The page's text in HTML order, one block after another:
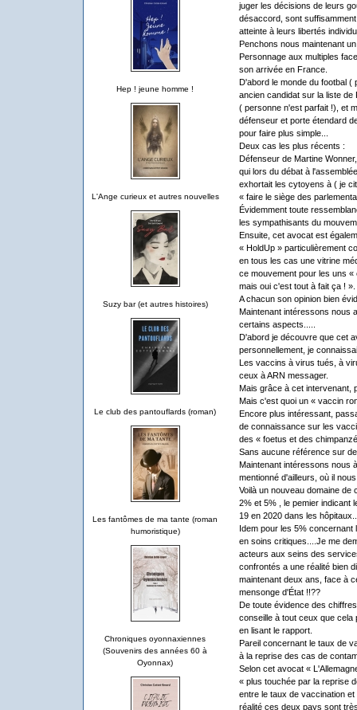
Hep ! jeune homme !
L'Ange curieux et autres nouvelles
Suzy bar (et autres histoires)
Le club des pantouflards (roman)
Les fantômes de ma tante (roman
humoristique)
Chroniques oyonnaxiennes
(Souvenirs des années 60 à
Oyonnax)
juger les décisions de leurs
désaccord, sont
atteinte à leurs libertés
Penchons nous maintenant
Personnage aux multiples
son arrivée en France.
D'abord le monde du footbal (
ancien candidat sur la liste de
( personne n'est parfait !), et
défenseur et porte étendard
pour faire plus simple...
Deux cas les plus récents :
Défenseur de Martine
qui lors du débat à
exhortait les cytoyens à ( je
« faire le siège des
Évidemment toute
les sympathisants du
Ensuite, cet avocat est
« HoldUp » particulièrement
en tous les cas une vitrine
ce mouvement pour les uns
mais oui c'est tout à fait ça ! ».
A chacun son opinion bien
Maintenant intéressons nous
certains aspects.....
D'abord je découvre que cet
personnellement, je
Les vaccins à virus tués, à
ceux à ARN messager.
Mais grâce à cet intervenant,
Mais c'est quoi un « vaccin
Encore plus intéressant,
de connaissance sur les
des « foetus et des
Sans aucune référence sur
Maintenant intéressons nous
mentionné d'ailleurs, où il
Voilà un nouveau domaine
2% et 5% , le pemier indicant
19 en 2020 dans les
Idem pour les 5%
en soins critiques....Je me
acteurs aux seins des
confrontés a une réalité bien
maintenant deux ans, face à
mensonge d'État !!??
De toute évidence des
conseille à tout ceux que
en lisant le rapport.
Pareil concernant le taux de
à la reprise des cas de
Selon cet avocat «
« plus touchée par la reprise
entre le taux de vaccination
réalité ces deux pays sont